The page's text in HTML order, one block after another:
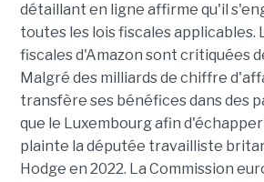
détaillant en ligne affirme qu'il
toutes les lois fiscales applicables.
fiscales d'Amazon sont critiquées
Malgré des milliards de chiffre
transfère ses bénéfices dans des
que le Luxembourg afin
plainte la députée travailliste
Hodge en 2022. La Commission